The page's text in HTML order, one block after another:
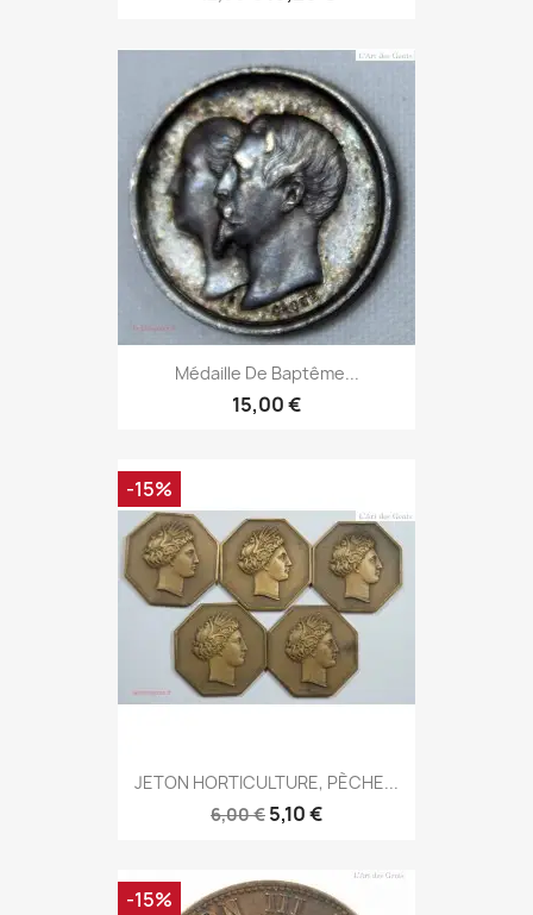
Médaille De Baptême...
15,00 €
JETON HORTICULTURE, PÈCHE...
6,00 € 5,10 €
-15%
-15%